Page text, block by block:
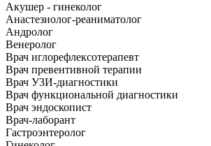
Акушер - гинеколог
Анастезиолог-реаниматолог
Андролог
Венеролог
Врач иглорефлексотерапевт
Врач превентивной терапии
Врач УЗИ-диагностики
Врач функциональной диагностики
Врач эндоскопист
Врач-лаборант
Гастроэнтеролог